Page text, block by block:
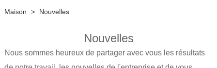
Maison > Nouvelles
Nouvelles
Nous sommes heureux de partager avec vous les résultats